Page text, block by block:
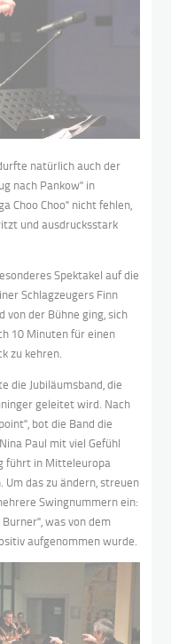
natürlich auch der
nach Pankow" in
Choo Choo" nicht fehlen,
und ausdrucksstark
Spektakel auf die
Schlagzeugers Finn
von der Bühne ging, sich
10 Minuten für einen
zu kehren.
die Jubiläumsband, die
geleitet wird. Nach
bot die Band die
Paul mit viel Gefühl
führt in Mitteleuropa
das zu ändern, streuen
Swingnummern ein:
was von dem
aufgenommen wurde.